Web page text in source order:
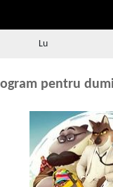
Lu
pentru